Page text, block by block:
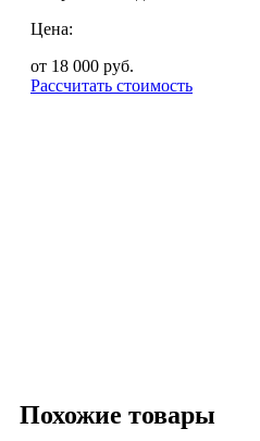
Цена:
от 18 000 руб.
Рассчитать стоимость
Похожие товары